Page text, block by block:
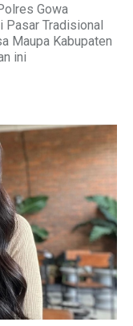
Gowa
Pasar Tradisional
Maupa Kabupaten
ini